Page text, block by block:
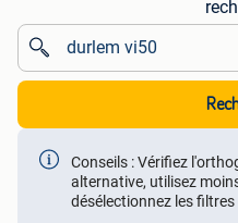
Conseils : Vérifiez
alternative, utilisez
désélectionnez les filtres